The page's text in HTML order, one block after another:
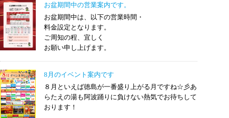
お盆期間中の営業案内です。
お盆期間中は、以下の営業時間・
料金設定となります。
ご周知の程、宜しく
お願い申し上げます。
8月のイベント案内です
８月といえば徳島が一番盛り上がる月ですね☆彡あ
らたえの湯も阿波踊りに負けない熱気でお待ちして
おります！